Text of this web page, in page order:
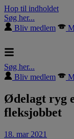
Hop til indholdet
Søg her...
Bliv medlem
Søg her...
Bliv medlem
Ødelagt ryg
fleksjobbet
18. mar 2021